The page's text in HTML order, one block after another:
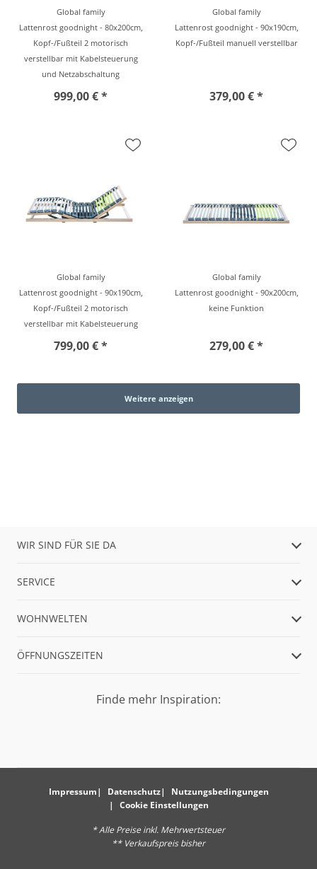
Global family
Lattenrost goodnight - 80x200cm,
Kopf-/Fußteil 2 motorisch
verstellbar mit Kabelsteuerung
und Netzabschaltung
999,00 € *
Global family
Lattenrost goodnight - 90x190cm,
Kopf-/Fußteil manuell verstellbar
379,00 € *
Global family
Lattenrost goodnight - 90x190cm,
Kopf-/Fußteil 2 motorisch
verstellbar mit Kabelsteuerung
799,00 € *
Global family
Lattenrost goodnight - 90x200cm,
keine Funktion
279,00 € *
Weitere anzeigen
WIR SIND FÜR SIE DA
SERVICE
WOHNWELTEN
ÖFFNUNGSZEITEN
Finde mehr Inspiration:
Impressum Datenschutz
Nutzungsbedingungen
Cookie Einstellungen
* Alle Preise inkl. Mehrwertsteuer
** Verkaufspreis bisher